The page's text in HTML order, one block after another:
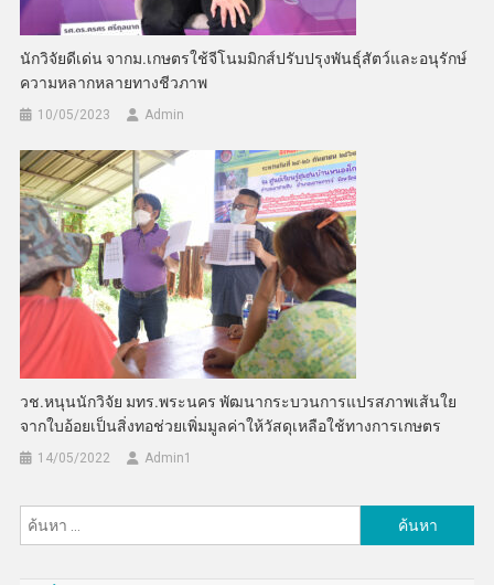
นักวิจัยดีเด่น จากม.เกษตรใช้จีโนมมิกส์ปรับปรุงพันธุ์สัตว์และอนุรักษ์
ความหลากหลายทางชีวภาพ
10/05/2023 Admin
วช.หนุนนักวิจัย มทร.พระนคร พัฒนากระบวนการแปรสภาพเส้นใย
จากใบอ้อยเป็นสิ่งทอช่วยเพิ่มมูลค่าให้วัสดุเหลือใช้ทางการเกษตร
14/05/2022 Admin​1
สำหรับ: